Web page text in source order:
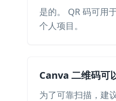
是的。 QR 码可用
个人项目。
Canva 二维码可
为了可靠扫描，建